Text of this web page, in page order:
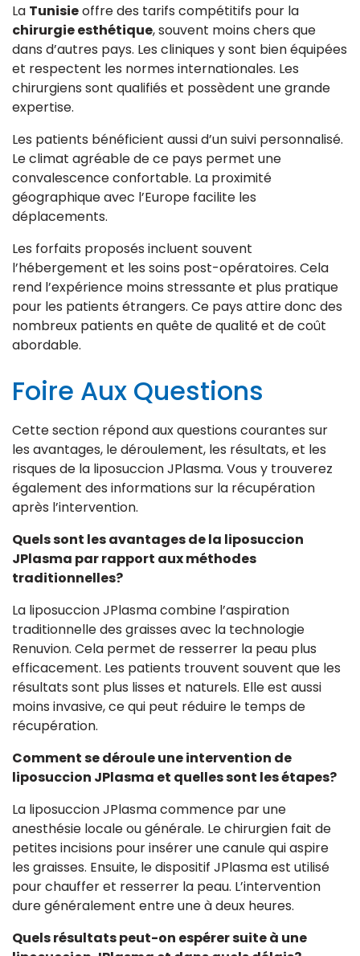
La Tunisieoffre des tarifs compétitifs pour la
chirurgie esthétique, souvent moins chers que
dans d’autres pays. Les cliniques y sont bien équipées
et respectent les normes internationales. Les
chirurgiens sont qualifiés et possèdent une grande
expertise.
Les patients bénéficient aussi d’un suivi personnalisé.
Le climat agréable de ce pays permet une
convalescence confortable. La proximité
géographique avec l’Europe facilite les
déplacements.
Les forfaits proposés incluent souvent
l’hébergement et les soins post-opératoires. Cela
rend l’expérience moins stressante et plus pratique
pour les patients étrangers. Ce pays attire donc des
nombreux patients en quête de qualité et de coût
abordable.
Foire Aux Questions
Cette section répond aux questions courantes sur
les avantages, le déroulement, les résultats, et les
risques de la liposuccion JPlasma. Vous y trouverez
également des informations sur la récupération
après l’intervention.
Quels sont les avantages de la liposuccion
JPlasma par rapport aux méthodes
traditionnelles?
La liposuccion JPlasma combine l’aspiration
traditionnelle des graisses avec la technologie
Renuvion. Cela permet de resserrer la peau plus
efficacement. Les patients trouvent souvent que les
résultats sont plus lisses et naturels. Elle est aussi
moins invasive, ce qui peut réduire le temps de
récupération.
Comment se déroule une intervention de
liposuccion JPlasma et quelles sont les étapes?
La liposuccion JPlasma commence par une
anesthésie locale ou générale. Le chirurgien fait de
petites incisions pour insérer une canule qui aspire
les graisses. Ensuite, le dispositif JPlasma est utilisé
pour chauffer et resserrer la peau. L’intervention
dure généralement entre une à deux heures.
Quels résultats peut-on espérer suite à une